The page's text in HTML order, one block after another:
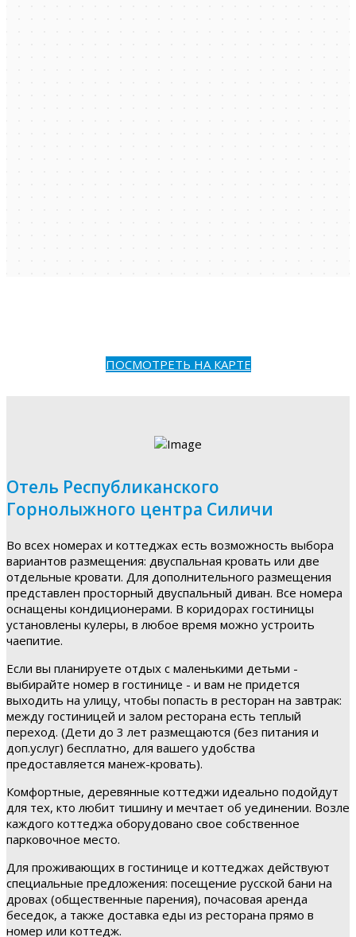
ПОСМОТРЕТЬ НА КАРТЕ
Отель Республиканского
Горнолыжного центра Силичи
Во всех номерах и коттеджах есть возможность выбора
вариантов размещения: двуспальная кровать или две
отдельные кровати. Для дополнительного размещения
представлен просторный двуспальный диван. Все номера
оснащены кондиционерами. В коридорах гостиницы
установлены кулеры, в любое время можно устроить
чаепитие.
Если вы планируете отдых с маленькими детьми -
выбирайте номер в гостинице - и вам не придется
выходить на улицу, чтобы попасть в ресторан на завтрак:
между гостиницей и залом ресторана есть теплый
переход. (Дети до 3 лет размещаются (без питания и
доп.услуг) бесплатно, для вашего удобства
предоставляется манеж-кровать).
Комфортные, деревянные коттеджи идеально подойдут
для тех, кто любит тишину и мечтает об уединении. Возле
каждого коттеджа оборудовано свое собственное
парковочное место.
Для проживающих в гостинице и коттеджах действуют
специальные предложения: посещение русской бани на
дровах (общественные парения), почасовая аренда
беседок, а также доставка еды из ресторана прямо в
номер или коттедж.